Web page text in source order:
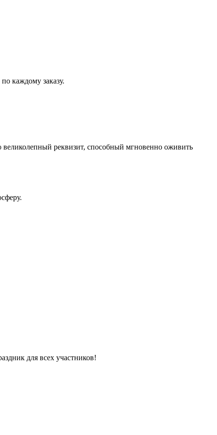
каждому заказу.
великолепный реквизит, способный мгновенно оживить
для всех участников!